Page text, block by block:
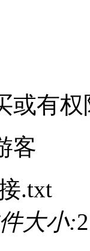
或有权
客
.txt
大小: